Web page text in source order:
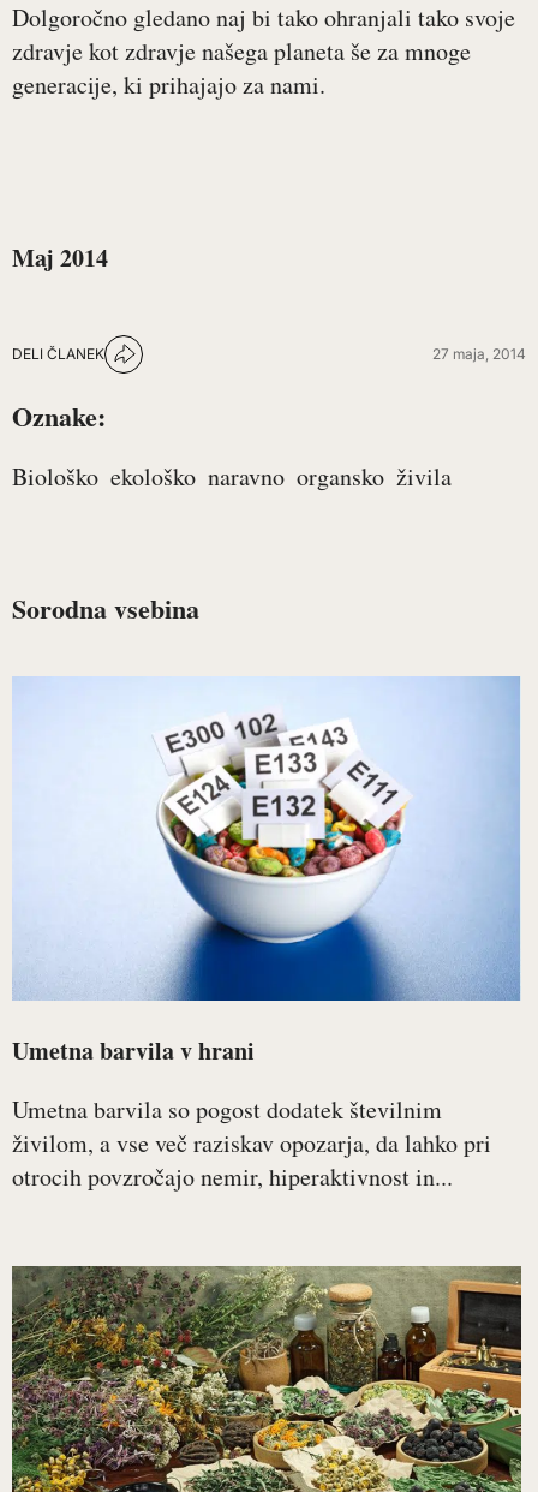
Dolgoročno gledano naj bi tako ohranjali tako svoje
zdravje kot zdravje našega planeta še za mnoge
generacije, ki prihajajo za nami.
Maj 2014
DELI ČLANEK 27 maja, 2014
Oznake:
Biološko ekološko naravno organsko živila
Sorodna vsebina
Umetna barvila v hrani
Umetna barvila so pogost dodatek številnim
živilom, a vse več raziskav opozarja, da lahko pri
otrocih povzročajo nemir, hiperaktivnost in...